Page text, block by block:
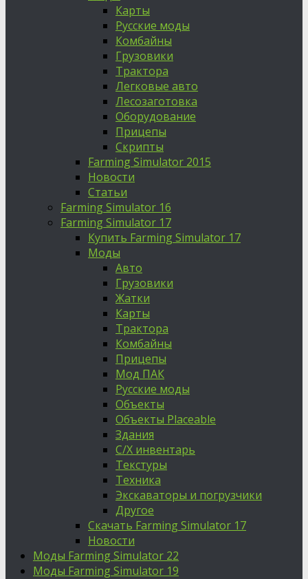
Карты
Русские моды
Комбайны
Грузовики
Трактора
Легковые авто
Лесозаготовка
Оборудование
Прицепы
Скрипты
Farming Simulator 2015
Новости
Статьи
Farming Simulator 16
Farming Simulator 17
Купить Farming Simulator 17
Моды
Авто
Грузовики
Жатки
Карты
Трактора
Комбайны
Прицепы
Мод ПАК
Русские моды
Объекты
Объекты Placeable
Здания
С/Х инвентарь
Текстуры
Техника
Экскаваторы и погрузчики
Другое
Скачать Farming Simulator 17
Новости
Моды Farming Simulator 22
Моды Farming Simulator 19